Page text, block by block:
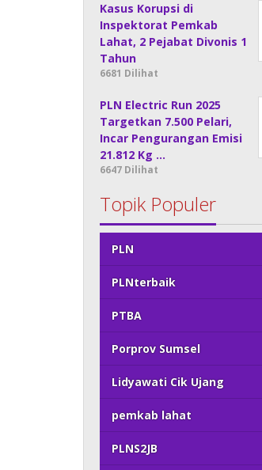
Kasus Korupsi di
Inspektorat Pemkab
Lahat, 2 Pejabat Divonis 1
Tahun
6681 Dilihat
PLN Electric Run 2025
Targetkan 7.500 Pelari,
Incar Pengurangan Emisi
21.812 Kg …
6647 Dilihat
Topik Populer
PLN
PLNterbaik
PTBA
Porprov Sumsel
Lidyawati Cik Ujang
pemkab lahat
PLNS2JB